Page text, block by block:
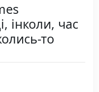
інколи, час
то